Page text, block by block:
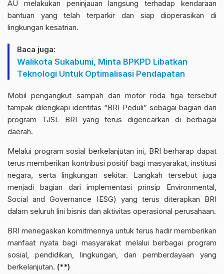
AU melakukan peninjauan langsung terhadap kendaraan
bantuan yang telah terparkir dan siap dioperasikan di
lingkungan kesatrian.
Baca juga:
Walikota Sukabumi, Minta BPKPD Libatkan
Teknologi Untuk Optimalisasi Pendapatan
Mobil pengangkut sampah dan motor roda tiga tersebut
tampak dilengkapi identitas “BRI Peduli” sebagai bagian dari
program TJSL BRI yang terus digencarkan di berbagai
daerah.
Melalui program sosial berkelanjutan ini, BRI berharap dapat
terus memberikan kontribusi positif bagi masyarakat, institusi
negara, serta lingkungan sekitar. Langkah tersebut juga
menjadi bagian dari implementasi prinsip Environmental,
Social and Governance (ESG) yang terus diterapkan BRI
dalam seluruh lini bisnis dan aktivitas operasional perusahaan.
BRI menegaskan komitmennya untuk terus hadir memberikan
manfaat nyata bagi masyarakat melalui berbagai program
sosial, pendidikan, lingkungan, dan pemberdayaan yang
berkelanjutan. (**)